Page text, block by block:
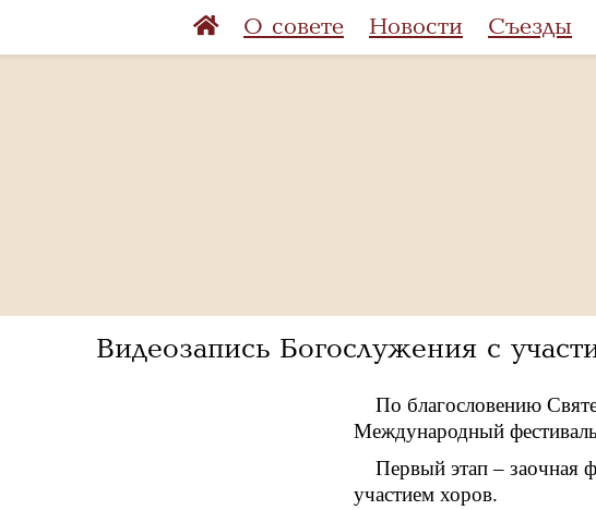
О совете Новости Съезды
Видеозапись Богослужения с
По благословению
Международный
Первый этап – заочная
участием хоров.